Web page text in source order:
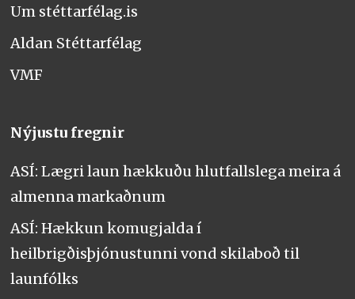
Um stéttarfélag.is
Aldan Stéttarfélag
VMF
Nýjustu fregnir
ASÍ: Lægri laun hækkuðu hlutfallslega meira á
almenna markaðnum
ASÍ: Hækkun komugjalda í
heilbrigðisþjónustunni vond skilaboð til
launfólks